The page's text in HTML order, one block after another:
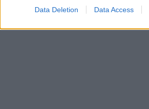
Data Deletion Data Access
Nomi